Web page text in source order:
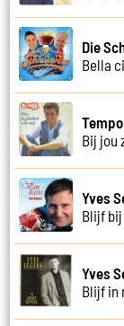
Die
Bella
Tempo
Bij jou
Yves
Blijf
Yves
Blijf in